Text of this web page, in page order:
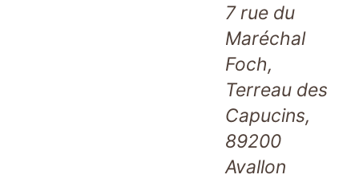
7 rue du
Maréchal
Foch,
Terreau des
Capucins,
89200
Avallon